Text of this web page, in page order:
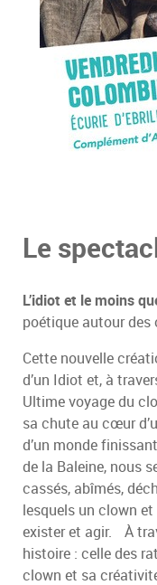
Le
L’idiot et le moins
poétique autour des
Cette nouvelle
d’un Idiot et, à
Ultime voyage du
sa chute au cœur
d’un monde
de la Baleine, nous
cassés, abîmés,
lesquels un clown
exister et agir. À
histoire : celle des
clown et sa